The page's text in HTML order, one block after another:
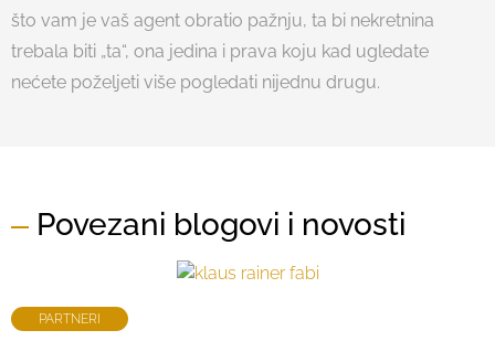
što vam je vaš agent obratio pažnju, ta bi nekretnina
trebala biti „ta“, ona jedina i prava koju kad ugledate
nećete poželjeti više pogledati nijednu drugu.
Povezani blogovi i novosti
PARTNERI